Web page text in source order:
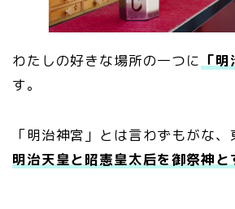
わたしの好きな場所の一つに 「
す。
「明治神宮」とは言わずもがな
明治天皇と昭憲皇太后を御祭神と